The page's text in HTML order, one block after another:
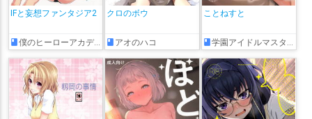
IFと妄想ファンタジア2
僕のヒーローアカデミア
クロのボウ
アオのハコ
ことねすと
学園アイドルマスター